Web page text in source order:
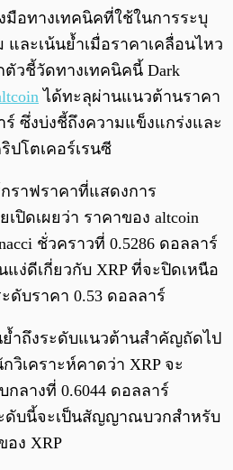
มือทางเทคนิคที่ใช้ในการระบุ
ละเน้นย้ำเมื่อราคาเคลื่อนไหว
วชี้วัดทางเทคนิคนี้ Dark
ได้ทะลุผ่านแนวต้านราคา
ร์ ซึ่งบ่งชี้ถึงความแข็งแกร่งและ
ปโตเคอร์เรนซี
ราฟราคาที่แสดงการ
ปิดเผยว่า ราคาของ altcoin
ชั่วคราวที่ 0.5286 ดอลลาร์
ง่ดีเกี่ยวกับ XRP ที่จะปิดเหนือ
ดับราคา 0.53 ดอลลาร์
ย้ำถึงระดับแนวต้านสำคัญถัดไป
วิเคราะห์คาดว่า XRP จะ
ลางที่ 0.6044 ดอลลาร์
ดับนี้จะเป็นสัญญาณบวกสำหรับ
ง XRP